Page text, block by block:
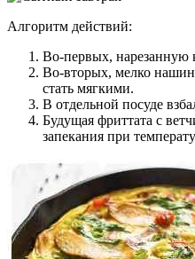
Алгоритм действий:
Во-первых, нарезанную
Во-вторых, мелко
стать мягкими.
В отдельной посуде
Будущая фриттата с
запекания при